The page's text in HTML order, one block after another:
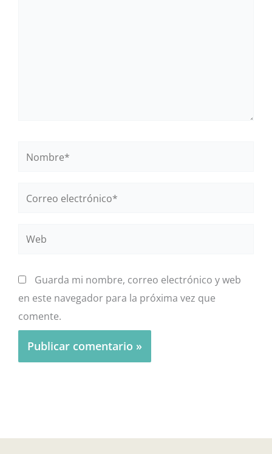
Nombre*
Web
Guarda mi nombre, correo electrónico y web
en este navegador para la próxima vez que
comente.